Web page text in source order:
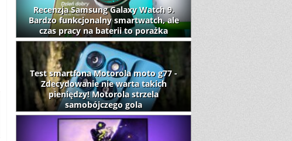
Recenzja Samsung Galaxy Watch 9.
Bardzo funkcjonalny smartwatch, ale
czas pracy na baterii to porażka
Test smartfona Motorola moto g77 -
Zdecydowanie nie warta takich
pieniędzy! Motorola strzela
samobójczego gola